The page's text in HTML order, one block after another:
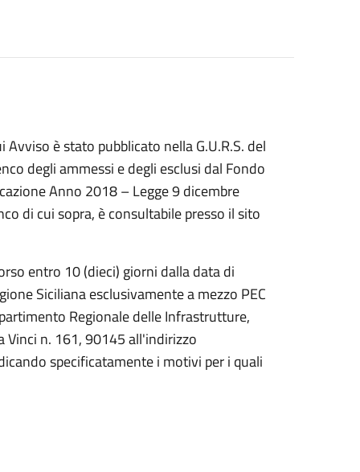
è stato pubblicato nella G.U.R.S. del
degli ammessi e degli esclusi dal Fondo
Anno 2018 – Legge 9 dicembre
di cui sopra, è consultabile presso il sito
entro 10 (dieci) giorni dalla data di
Siciliana esclusivamente a mezzo PEC
Regionale delle Infrastrutture,
Vinci n. 161, 90145 all'indirizzo
specificatamente i motivi per i quali